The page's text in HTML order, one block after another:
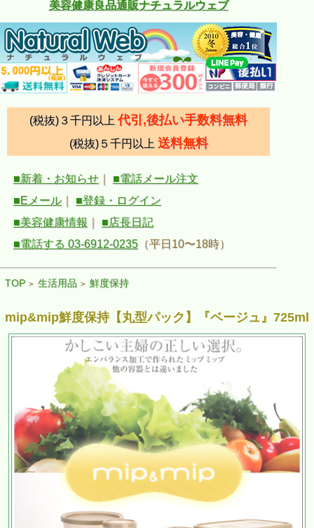
美容健康良品通販ナチュラルウェブ
(税抜)３千円以上 代引,後払い手数料無料
(税抜)５千円以上 送料無料
■新着・お知らせ
■電話メール注文
■Eメール
■登録・ログイン
■美容健康情報
■店長日記
■電話する 03-6912-0235 （平日10〜18時）
TOP > 生活用品 > 鮮度保持
mip&mip鮮度保持【丸型パック】『ベージュ』725ml